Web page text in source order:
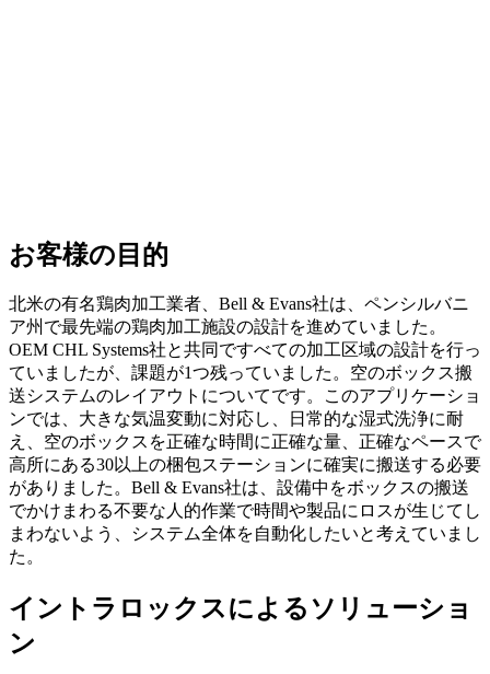
お客様の目的
北米の有名鶏肉加工業者、Bell & Evans社は、ペンシルバニ
ア州で最先端の鶏肉加工施設の設計を進めていました。
OEM CHL Systems社と共同ですべての加工区域の設計を行っ
ていましたが、課題が1つ残っていました。空のボックス搬
送システムのレイアウトについてです。このアプリケーショ
ンでは、大きな気温変動に対応し、日常的な湿式洗浄に耐
え、空のボックスを正確な時間に正確な量、正確なペースで
高所にある30以上の梱包ステーションに確実に搬送する必要
がありました。Bell & Evans社は、設備中をボックスの搬送
でかけまわる不要な人的作業で時間や製品にロスが生じてし
まわないよう、システム全体を自動化したいと考えていまし
た。
イントラロックスによるソリューショ
ン